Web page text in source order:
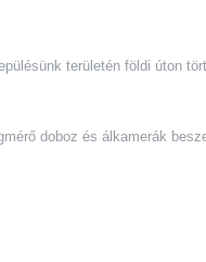
területén földi úton
doboz és álkamerák